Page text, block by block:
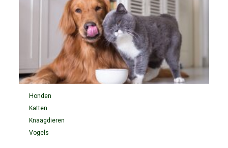
Honden
Katten
Knaagdieren
Vogels